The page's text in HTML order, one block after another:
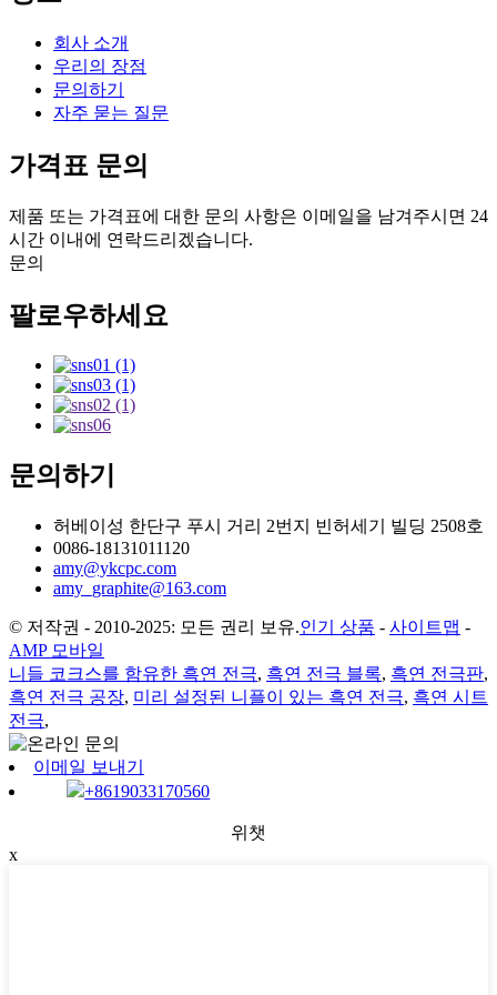
회사 소개
우리의 장점
문의하기
자주 묻는 질문
가격표 문의
제품 또는 가격표에 대한 문의 사항은 이메일을 남겨주시면 24
시간 이내에 연락드리겠습니다.
문의
팔로우하세요
문의하기
허베이성 한단구 푸시 거리 2번지 빈허세기 빌딩 2508호
0086-18131011120
amy@ykcpc.com
amy_graphite@163.com
© 저작권 - 2010-2025: 모든 권리 보유.인기 상품 - 사이트맵 -
AMP 모바일
니들 코크스를 함유한 흑연 전극, 흑연 전극 블록, 흑연 전극판,
흑연 전극 공장, 미리 설정된 니플이 있는 흑연 전극, 흑연 시트
전극,
이메일 보내기
+8619033170560
위챗
x